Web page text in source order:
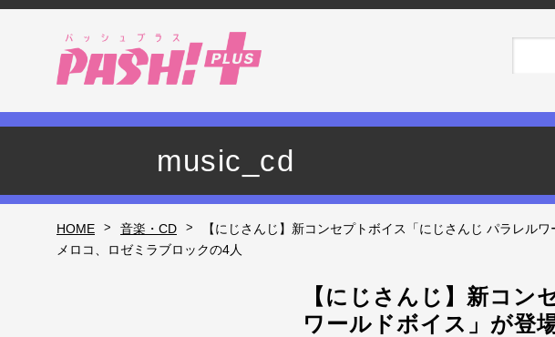
music_cd
HOME > 音楽・CD >
【にじさんじ】新コンセプトボイス「にじさんじ パラレル
メロコ、ロゼミラブロックの4人
【にじさんじ】新コ
ワールドボイス」が登